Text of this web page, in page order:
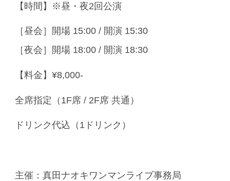
【時間】※昼・夜2回公演
［昼会］開場 15:00 / 開演 15:30
［夜会］開場 18:00 / 開演 18:30
【料金】¥8,000-
全席指定（1F席 / 2F席 共通）
ドリンク代込（1ドリンク）
主催：真田ナオキワンマンライブ事務局